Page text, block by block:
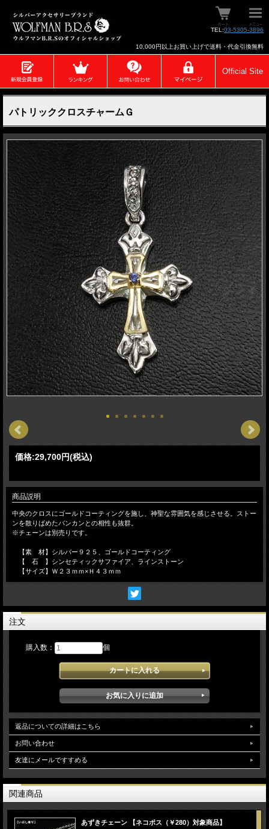
TEL:03-5305-3896
10,000円以上お買い上げで送料・代金引換無料
Official Site
パトリッククロスチャームＧ
価格:29,700円(税込)
商品説明
中央のクロスにゴールドコーティングを施し、神聖な雰囲気を感じさせる。ストー
ンを散りばめたバンカンとの相性も抜群。
※チェーンは別売りです。
【素 材】シルバー９２５、ゴールドコーティング
【 石 】シンセティックサファイア、ラインストーン
【サイズ】Ｗ２３ｍｍ×Ｈ４３ｍｍ
注文
購入数： 個
返品についての詳細はこちら
お問い合わせ
友達にメールですすめる
関連商品
あずきチェーン 【ネコポス（￥280）対象商品】